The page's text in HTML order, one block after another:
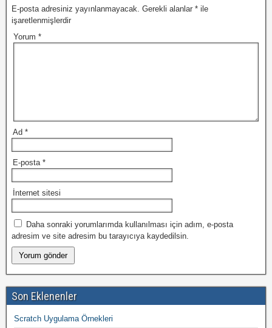
E-posta adresiniz yayınlanmayacak. Gerekli alanlar * ile
işaretlenmişlerdir
Yorum *
Ad *
E-posta *
İnternet sitesi
Daha sonraki yorumlarımda kullanılması için adım, e-posta
adresim ve site adresim bu tarayıcıya kaydedilsin.
Son Eklenenler
Scratch Uygulama Örnekleri